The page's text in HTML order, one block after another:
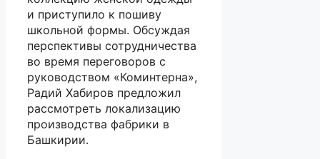
и приступило к пошиву
школьной формы. Обсуждая
перспективы сотрудничества
во время переговоров с
руководством «Коминтерна»,
Радий Хабиров предложил
рассмотреть локализацию
производства фабрики в
Башкирии.